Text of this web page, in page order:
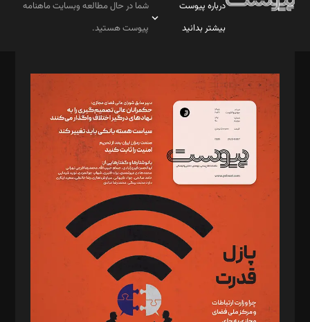
درباره پیوست
بیشتر بدانید
شما در حال مطالعه وبسایت ماهنامه
پیوست هستید.
مدیر مسئول: محمدباقر اثنی‌عشری
سردبیر: مهرک محمودی
دبیر تحریریه: میثم قاسمی
د‌بیر ناداستان: سمانه سمیع
د‌بیر خدمت و تجارت: ابوالفضل رجبی
د‌بیر حقوق فناوری: حسام‌الدین ایپکچی
د‌بیر پیوست جهان: مینا پاکدل
د‌بیر تحریریه آنلاین: بابک نقاش
تحریریه‌: مجتبی محمود‌ی، آرش برهمند، یسنا امان‌پور، سروش کرمیان،
مصطفی مسجدی آرانی، ابوالفضل رجبی، زهرا فکرانه، فائزه فتحی
رستمی،مصطفی باستان
ویرایش: نگار استاد‌‌آقا
طراح یونیفرم: مجید توکلی